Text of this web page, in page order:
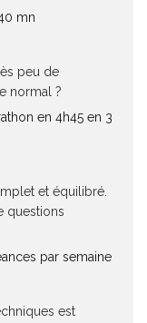
mn
peu de
normal ?
en 4h45 en 3
et équilibré.
questions
par semaine
est